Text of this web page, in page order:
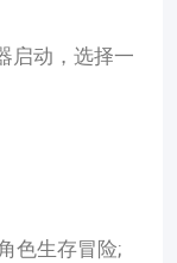
启动，选择一
色生存冒险;